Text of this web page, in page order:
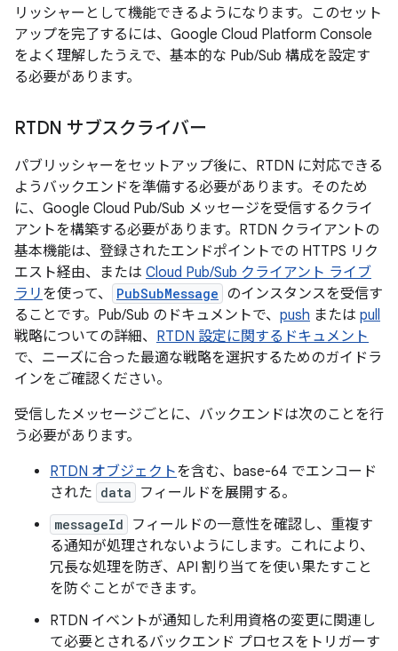
リッシャーとして機能できるようになります。このセット
アップを完了するには、Google Cloud Platform Console
をよく理解したうえで、基本的な Pub/Sub 構成を設定す
る必要があります。
RTDN サブスクライバー
パブリッシャーをセットアップ後に、RTDN に対応できる
ようバックエンドを準備する必要があります。そのため
に、Google Cloud Pub/Sub メッセージを受信するクライ
アントを構築する必要があります。RTDN クライアントの
基本機能は、登録されたエンドポイントでの HTTPS リク
エスト経由、または Cloud Pub/Sub クライアント ライブ
ラリ を使って、 PubSubMessage のインスタンスを受信す
ることです。Pub/Sub のドキュメントで、 push または pull
戦略についての詳細、 RTDN 設定に関するドキュメント
で、ニーズに合った最適な戦略を選択するためのガイドラ
インをご確認ください。
受信したメッセージごとに、バックエンドは次のことを行
う必要があります。
RTDN オブジェクトを含む、base-64 でエンコード
された data フィールドを展開する。
messageId
フィールドの一意性を確認し、重複す
る通知が処理されないようにします。これにより、
冗長な処理を防ぎ、API 割り当てを使い果たすこと
を防ぐことができます。
RTDN イベントが通知した利用資格の変更に関連し
て必要とされるバックエンド プロセスをトリガーす